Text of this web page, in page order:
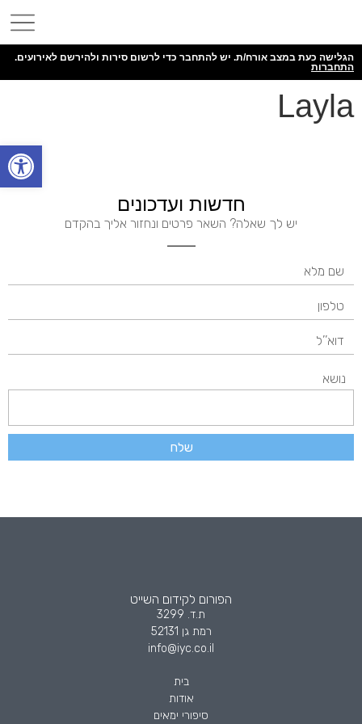
הגלישה כעת במצב אורח/ת. יש להתחבר כדי לרשום סירות ולהירשם לאירועים.
התחברות
Layla
חדשות ועדכונים
יש לך שאלה? השאר פרטים ונחזור אליך בהקדם
נושא
שלח
הפורום לקידום השייט
ת.ד. 3299
רמת גן 52131
info@iyc.co.il
בית
אודות
סיפורי ימאים